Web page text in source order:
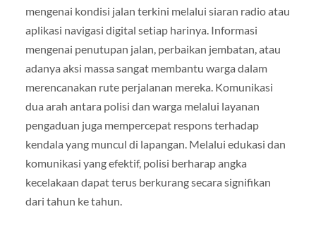
mengenai kondisi jalan terkini melalui siaran radio atau
aplikasi navigasi digital setiap harinya. Informasi
mengenai penutupan jalan, perbaikan jembatan, atau
adanya aksi massa sangat membantu warga dalam
merencanakan rute perjalanan mereka. Komunikasi
dua arah antara polisi dan warga melalui layanan
pengaduan juga mempercepat respons terhadap
kendala yang muncul di lapangan. Melalui edukasi dan
komunikasi yang efektif, polisi berharap angka
kecelakaan dapat terus berkurang secara signifikan
dari tahun ke tahun.